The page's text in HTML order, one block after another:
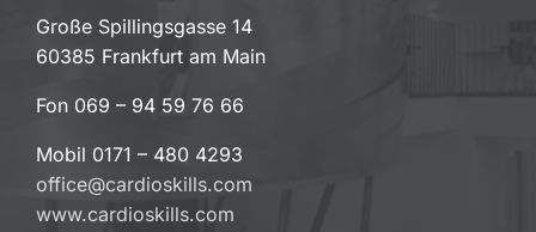
Große Spillingsgasse 14
60385 Frankfurt am Main
Fon 069 – 94 59 76 66
Mobil 0171 – 480 4293
office@cardioskills.com
www.cardioskills.com